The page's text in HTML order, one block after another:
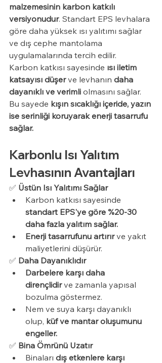
malzemesinin karbon katkılı
versiyonudur. Standart EPS levhalara
göre daha yüksek ısı yalıtımı sağlar
ve dış cephe mantolama
uygulamalarında tercih edilir.
Karbon katkısı sayesinde ısı iletim
katsayısı düşer ve levhanın daha
dayanıklı ve verimli olmasını sağlar.
Bu sayede kışın sıcaklığı içeride, yazın
ise serinliği koruyarak enerji tasarrufu
sağlar.
Karbonlu Isı Yalıtım
Levhasının Avantajları
✅ Üstün Isı Yalıtımı Sağlar
Karbon katkısı sayesinde
standart EPS'ye göre %20-30
daha fazla yalıtım sağlar.
Enerji tasarrufunu artırır ve yakıt
maliyetlerini düşürür.
✅ Daha Dayanıklıdır
Darbelere karşı daha
dirençlidir ve zamanla yapısal
bozulma göstermez.
Nem ve suya karşı dayanıklı
olup, küf ve mantar oluşumunu
engeller.
✅ Bina Ömrünü Uzatır
Binaları dış etkenlere karşı